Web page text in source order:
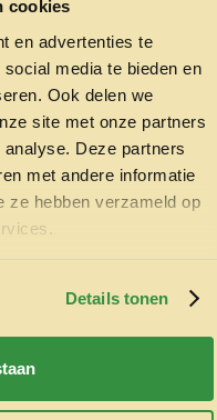
cookies
en advertenties te
media te bieden en
Ook delen we
site met onze partners
Deze partners
met andere informatie
ze hebben verzameld op
Details tonen
ga direct door naar de
,Zaden vogel
OP
met het ontvangen van